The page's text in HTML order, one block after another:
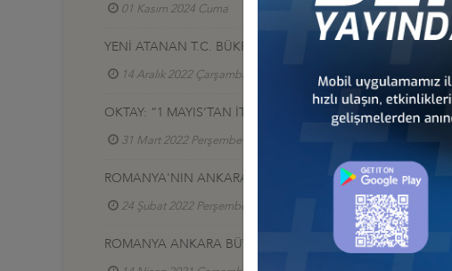
01 Kasım 2024 Cuma Türkiye - Romanya İş Konseyi
YENİ ATANAN T.C. BÜKREŞ BÜYÜKELÇİSİ İLE TANIŞMA
14 Aralık 2022 Çarşamba Türkiye - Romanya İş Konseyi
OKTAY: “1 MAYIS’TAN İTİBAREN TÜRKİYE VE ROMANYA
31 Mart 2022 Perşembe
ROMANYA'NIN ANKARA BÜYÜKELÇİSİ İLE ÇALIŞMA
24 Şubat 2022 Perşembe Türkiye - Romanya İş Konseyi
ROMANYA ANKARA BÜYÜKELÇİSİ İLE TANIŞMA